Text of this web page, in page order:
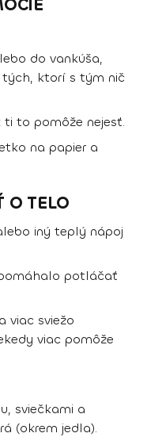
do vankúša,
tých, ktorí s tým nič
to pomôže nejesť.
na papier a
O TELO
iný teplý nápoj
potláčať
viac sviežo
viac pomôže
sviečkami a
(okrem jedla).